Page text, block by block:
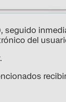
seguido
del